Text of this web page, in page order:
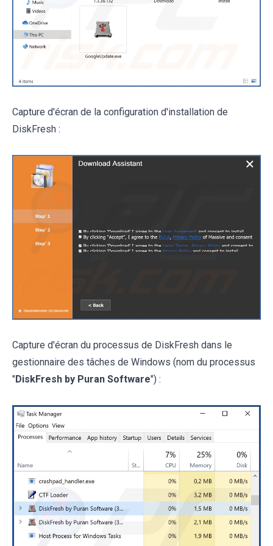
Capture d'écran de la configuration d'installation de
DiskFresh :
Capture d'écran du processus de DiskFresh dans le
gestionnaire des tâches de Windows (nom du processus
"DiskFresh by Puran Software") :